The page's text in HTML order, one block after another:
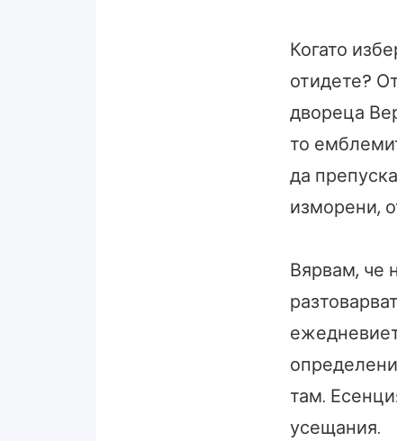
Когато
отидете?
двореца
то
да
изморени,
Вярвам, че
там.
усещания.